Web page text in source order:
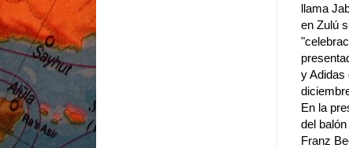
llama
en Zulú
y Adidas
En la
del
Franz